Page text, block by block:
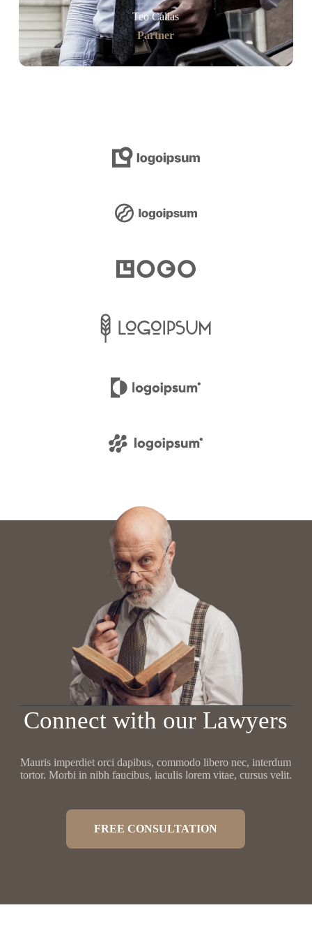
Teo Calias
Partner
Connect with our Lawyers
Mauris imperdiet orci dapibus, commodo libero nec, interdum
tortor. Morbi in nibh faucibus, iaculis lorem vitae, cursus velit.
FREE CONSULTATION